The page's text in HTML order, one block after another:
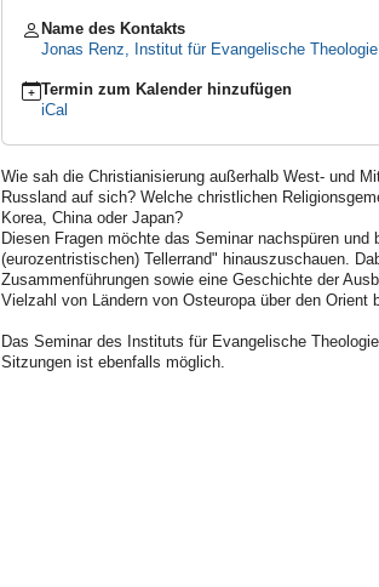
01T08:00:00+02:00
2024-
07-
01T10:00:00+02:00
Name des Kontakts
Jonas Renz, Institut für Evangelische Theologie
Termin zum Kalender hinzufügen
iCal
Wie sah die Christianisierung außerhalb West- und
Russland auf sich? Welche christlichen
Korea, China oder Japan?
Diesen Fragen möchte das Seminar nachspüren
(eurozentristischen) Tellerrand" hinauszuschauen.
Zusammenführungen sowie eine Geschichte der
Vielzahl von Ländern von Osteuropa über den Orient
Das Seminar des Instituts für Evangelische
Sitzungen ist ebenfalls möglich.